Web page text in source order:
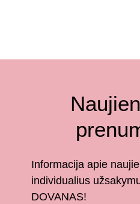
Informacija apie
individualius
DOVANAS!